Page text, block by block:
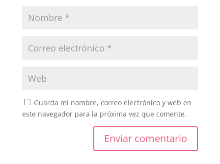
Guarda mi nombre, correo electrónico y web en
este navegador para la próxima vez que comente.